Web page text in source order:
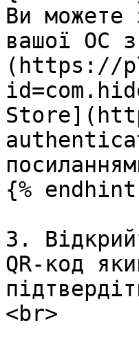
Ви
вашої ОС
(https://
{%
3.
QR-код
<br>